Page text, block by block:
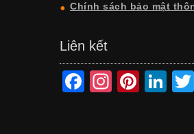
Chính sách bảo mật
Liên kết
F
In
Pi
Li